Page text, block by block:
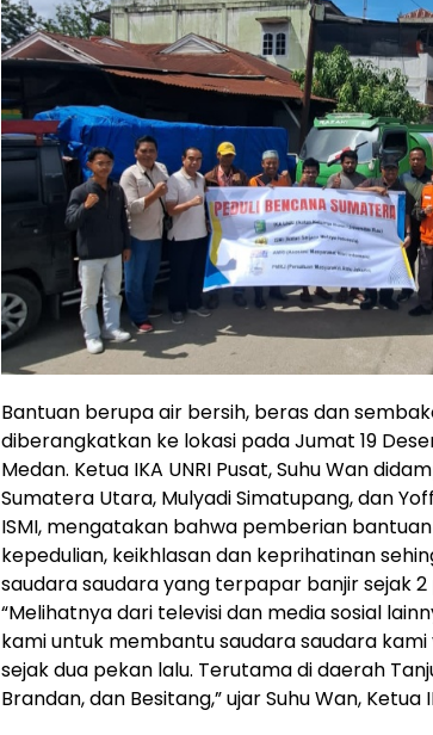
Bantuan berupa air bersih, beras dan
diberangkatkan ke lokasi pada Jumat 19
Medan. Ketua IKA UNRI Pusat, Suhu Wan
Sumatera Utara, Mulyadi Simatupang, dan
ISMI, mengatakan bahwa pemberian
kepedulian, keikhlasan dan keprihatinan
saudara saudara yang terpapar banjir sejak 2
“Melihatnya dari televisi dan media sosial
kami untuk membantu saudara saudara
sejak dua pekan lalu. Terutama di daerah
Brandan, dan Besitang,” ujar Suhu Wan, Ketua